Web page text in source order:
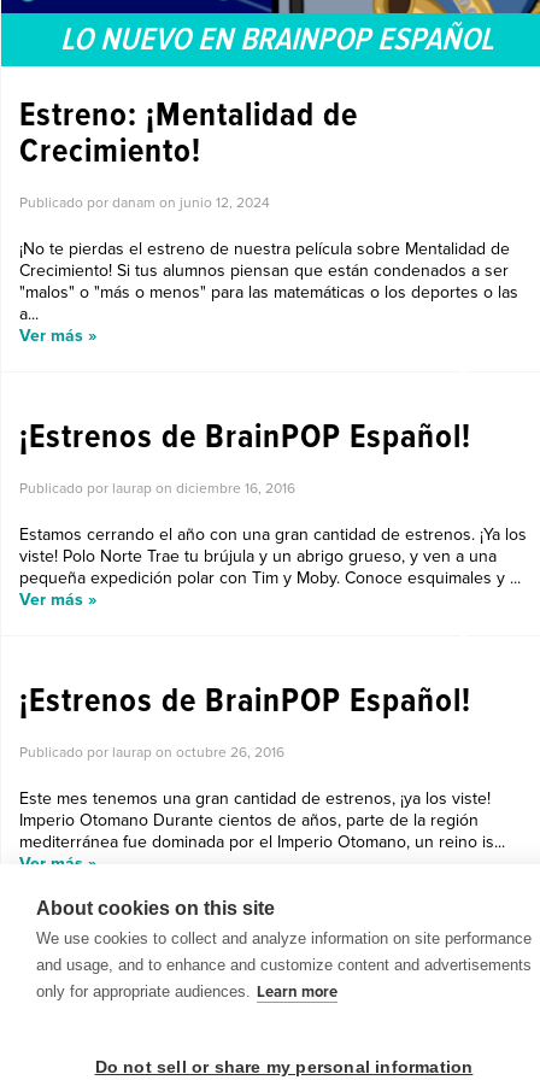
LO NUEVO EN BRAINPOP ESPAÑOL
Estreno: ¡Mentalidad de
Crecimiento!
Publicado por danam on junio 12, 2024
¡No te pierdas el estreno de nuestra película sobre Mentalidad de
Crecimiento! Si tus alumnos piensan que están condenados a ser
"malos" o "más o menos" para las matemáticas o los deportes o las
a...
Ver más »
¡Estrenos de BrainPOP Español!
Publicado por laurap on diciembre 16, 2016
Estamos cerrando el año con una gran cantidad de estrenos. ¡Ya los
viste! Polo Norte Trae tu brújula y un abrigo grueso, y ven a una
pequeña expedición polar con Tim y Moby. Conoce esquimales y ...
Ver más »
¡Estrenos de BrainPOP Español!
Publicado por laurap on octubre 26, 2016
Este mes tenemos una gran cantidad de estrenos, ¡ya los viste!
Imperio Otomano Durante cientos de años, parte de la región
mediterránea fue dominada por el Imperio Otomano, un reino is...
Ver más »
About cookies on this site
We use cookies to collect and analyze information on site performance
and usage, and to enhance and customize content and advertisements
only for appropriate audiences. Learn more
Do not sell or share my personal information